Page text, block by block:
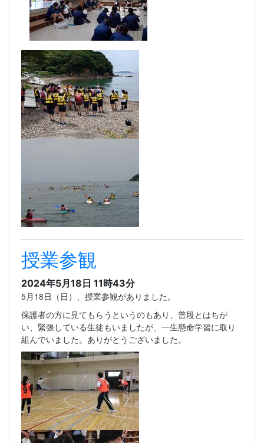
授業参観
2024年5月18日 11時43分
5月18日（日）、授業参観がありました。
保護者の方に見てもらうというのもあり、普段とはちが
い、緊張している生徒もいましたが、一生懸命学習に取り
組んでいました。ありがとうございました。